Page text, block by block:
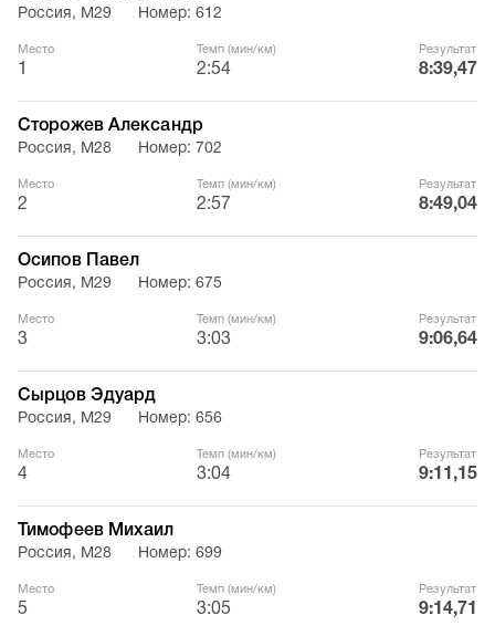
Россия, М29 Номер: 612
Место Темп (мин/км)
2:54
Результат
8:39,47
Сторожев Александр
Россия, М28 Номер: 702
Место
2
Темп (мин/км)
2:57
Результат
8:49,04
Осипов Павел
Россия, М29 Номер: 675
Место
3
Темп (мин/км)
3:03
Результат
9:06,64
Сырцов Эдуард
Россия, М29 Номер: 656
Место
4
Темп (мин/км)
3:04
Результат
9:11,15
Тимофеев Михаил
Россия, М28 Номер: 699
Место
5
Темп (мин/км)
3:05
Результат
9:14,71